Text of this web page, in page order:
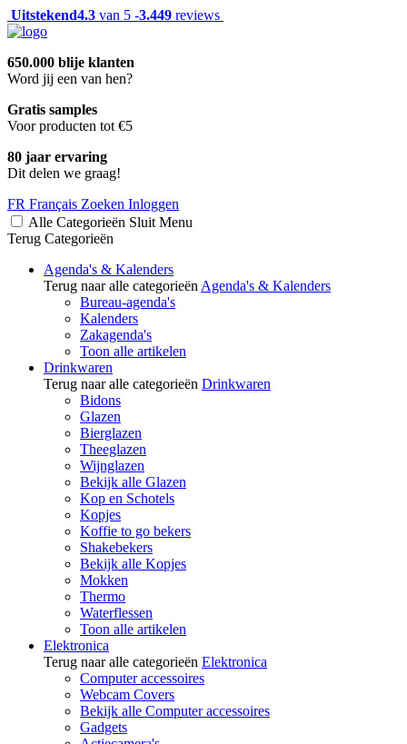
Uitstekend4.3 van 5 -3.449 reviews
650.000 blije klanten
Word jij een van hen?
Gratis samples
Voor producten tot €5
80 jaar ervaring
Dit delen we graag!
FR Français Zoeken Inloggen
Alle Categorieën Sluit Menu
Terug Categorieën
Agenda's & Kalenders
Terug naar alle categorieën Agenda's & Kalenders
Bureau-agenda's
Kalenders
Zakagenda's
Toon alle artikelen
Drinkwaren
Terug naar alle categorieën Drinkwaren
Bidons
Glazen
Bierglazen
Theeglazen
Wijnglazen
Bekijk alle Glazen
Kop en Schotels
Kopjes
Koffie to go bekers
Shakebekers
Bekijk alle Kopjes
Mokken
Thermo
Waterflessen
Toon alle artikelen
Elektronica
Terug naar alle categorieën Elektronica
Computer accessoires
Webcam Covers
Bekijk alle Computer accessoires
Gadgets